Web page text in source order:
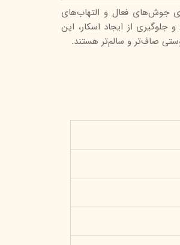
جوش‌های فعال و التهاب‌های
از ایجاد اسکار، این
صاف‌تر و سالم‌تر هستند.